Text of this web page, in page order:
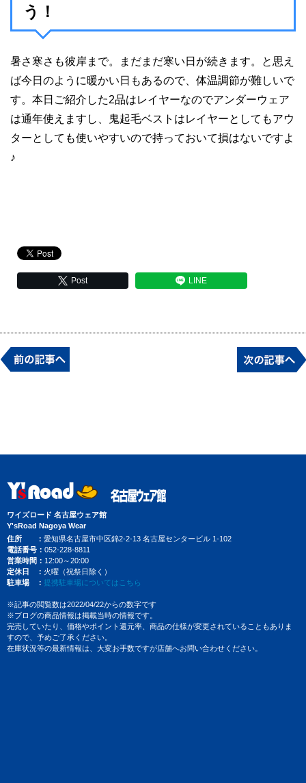
う！
暑さ寒さも彼岸まで。まだまだ寒い日が続きます。と思え
ば今日のように暖かい日もあるので、体温調節が難しいで
す。本日ご紹介した2品はレイヤーなのでアンダーウェア
は通年使えますし、鬼起毛ベストはレイヤーとしてもアウ
ターとしても使いやすいので持っておいて損はないですよ
♪
Post LINE
ワイズロード 名古屋ウェア館
Y'sRoad Nagoya Wear
住所
愛知県名古屋市中区錦2-2-13 名古屋センタービル 1-102
電話番号
052-228-8811
営業時間
12:00～20:00
定休日
火曜（祝祭日除く）
駐車場
提携駐車場についてはこちら
※記事の閲覧数は2022/04/22からの数字です
※ブログの商品情報は掲載当時の情報です。
完売していたり、価格やポイント還元率、商品の仕様が変更されていることもありま
すので、予めご了承ください。
在庫状況等の最新情報は、大変お手数ですが店舗へお問い合わせください。